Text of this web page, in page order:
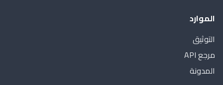
الموارد
التوثيق
مرجع API
المدونة